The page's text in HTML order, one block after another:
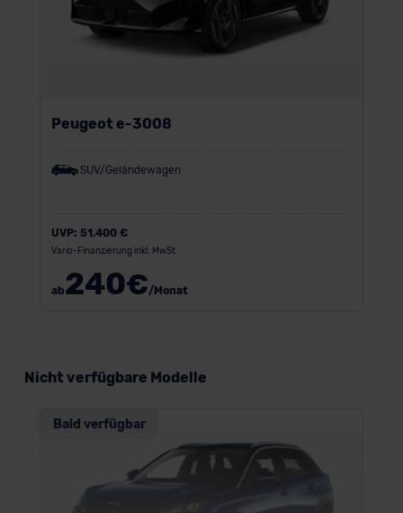
Peugeot e-3008
SUV/Geländewagen
UVP: 51.400 €
Vario-Finanzierung inkl. MwSt.
ab240€/Monat
Nicht verfügbare Modelle
Bald verfügbar